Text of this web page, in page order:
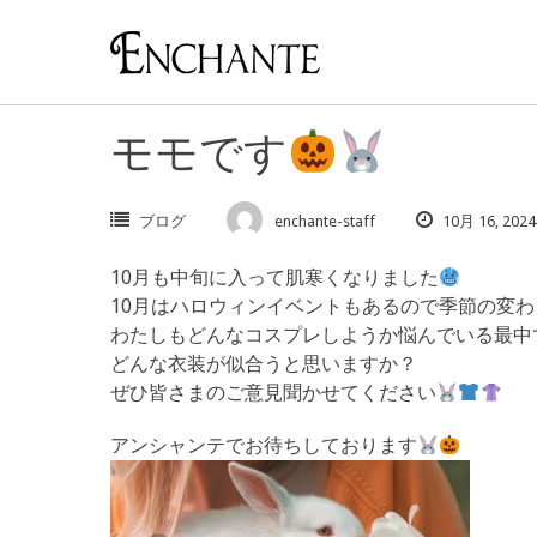
モモです
ブログ enchante-staff 10月 16, 2024
10月も中旬に入って肌寒くなりました
10月はハロウィンイベントもあるので季節の変
わたしもどんなコスプレしようか悩んでいる最中
どんな衣装が似合うと思いますか？
ぜひ皆さまのご意見聞かせてください
アンシャンテでお待ちしております